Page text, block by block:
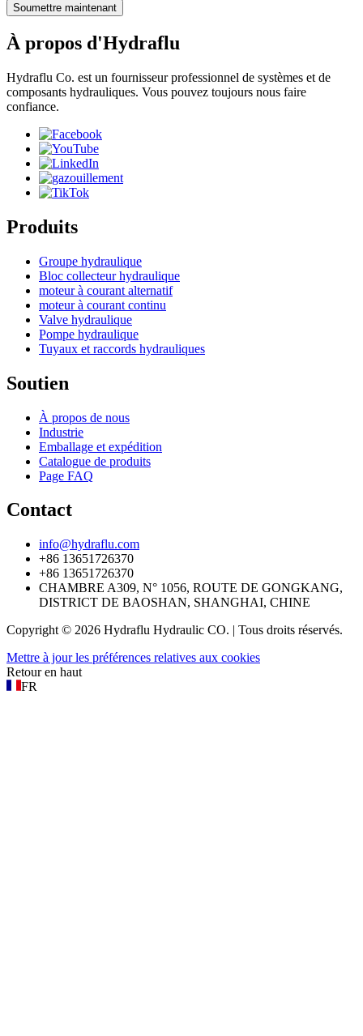
Soumettre maintenant
À propos d'Hydraflu
Hydraflu Co. est un fournisseur professionnel de systèmes et de
composants hydrauliques. Vous pouvez toujours nous faire
confiance.
Produits
Groupe hydraulique
Bloc collecteur hydraulique
moteur à courant alternatif
moteur à courant continu
Valve hydraulique
Pompe hydraulique
Tuyaux et raccords hydrauliques
Soutien
À propos de nous
Industrie
Emballage et expédition
Catalogue de produits
Page FAQ
Contact
info@hydraflu.com
+86 13651726370
+86 13651726370
CHAMBRE A309, N° 1056, ROUTE DE GONGKANG,
DISTRICT DE BAOSHAN, SHANGHAI, CHINE
Copyright © 2026 Hydraflu Hydraulic CO. | Tous droits réservés.
Mettre à jour les préférences relatives aux cookies
Retour en haut
FR